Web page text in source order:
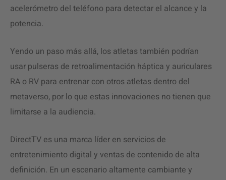
acelerómetro del teléfono para detectar el alcance y la
potencia.
Yendo un paso más allá, los atletas también podrían
usar pulseras de retroalimentación háptica y auriculares
RA o RV para entrenar con otros atletas dentro del
metaverso, por lo que estas innovaciones no tienen que
limitarse a la audiencia.
DirectTV es una marca líder en servicios de
entretenimiento digital y ventas de contenido de alta
definición. En un escenario altamente cambiante y